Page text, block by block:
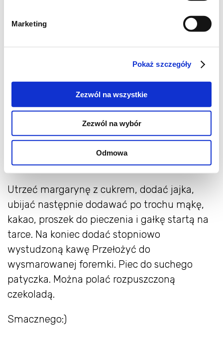
Marketing
Pokaż szczegóły
Zezwól na wszystkie
Zezwól na wybór
Odmowa
1 szklanka cukru
2,5 szklanki mąki
3 łyżki kakao
1/2 gałki muszkatołowej
2 łyżeczki proszku do pieczenia
filiżanka espresso
Utrzeć margarynę z cukrem, dodać jajka,
ubijać następnie dodawać po trochu mąkę,
kakao, proszek do pieczenia i gałkę startą na
tarce. Na koniec dodać stopniowo
wystudzoną kawę Przełożyć do
wysmarowanej foremki. Piec do suchego
patyczka. Można polać rozpuszczoną
czekoladą.
Smacznego:)